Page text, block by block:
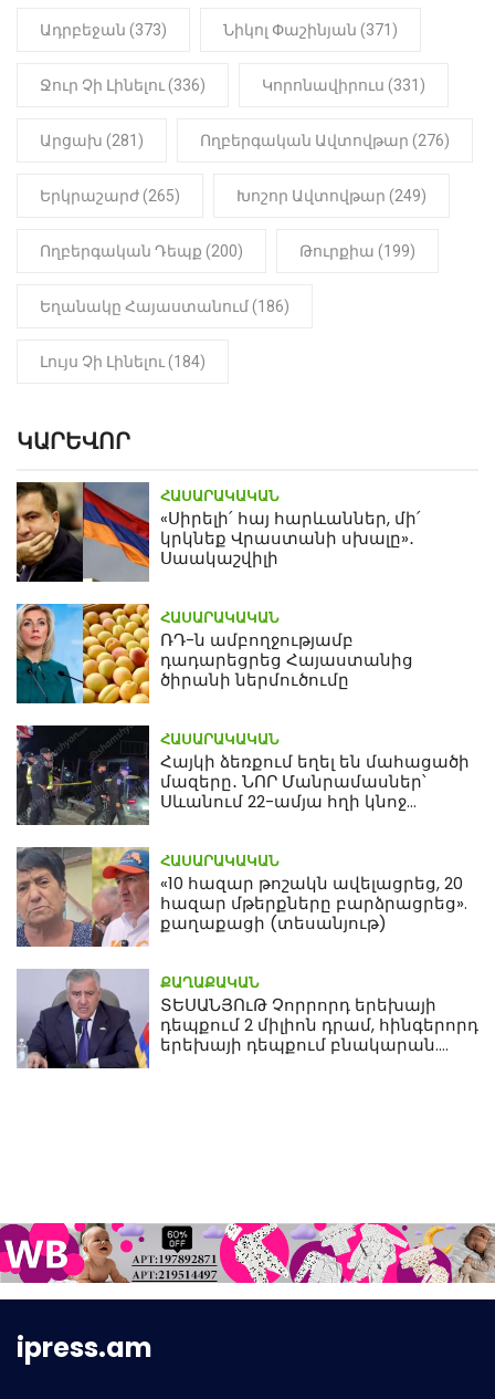
մանկապղծության համար
մարմինը
Ադրբեջան (373) Նիկոլ Փաշինյան (371)
Ջուր Չի Լինելու (336) Կորոնավիրուս (331)
Արցախ (281) Ողբերգական Ավտովթար (276)
Երկրաշարժ (265) Խոշոր Ավտովթար (249)
Ողբերգական Դեպք (200) Թուրքիա (199)
Եղանակը Հայաստանում (186)
Լույս Չի Լինելու (184)
ԿԱՐԵՎՈՐ
ՀԱՍԱՐԱԿԱԿԱՆ
«Սիրելի՛ հայ հարևաններ, մի՛
կրկնեք Վրաստանի սխալը»․
Սաակաշվիլի
ՀԱՍԱՐԱԿԱԿԱՆ
ՌԴ-ն ամբողջությամբ
դադարեցրեց Հայաստանից
ծիրանի ներմուծումը
ՀԱՍԱՐԱԿԱԿԱՆ
Հայկի ձեռքում եղել են մահացածի
մազերը․ ՆՈՐ Մանրամասներ՝
Սևանում 22-ամյա հղի կնոջ
ՀԱՍԱՐԱԿԱԿԱՆ
«10 հազար թոշակն ավելացրեց, 20
հազար մթերքները բարձրացրեց».
քաղաքացի (տեսանյութ)
ՔԱՂԱՔԱԿԱՆ
ՏԵՍԱՆՅՈւԹ Չորրորդ երեխայի
դեպքում 2 միլիոն դրամ, հինգերորդ
երեխայի դեպքում բնակարան.
ipress.am